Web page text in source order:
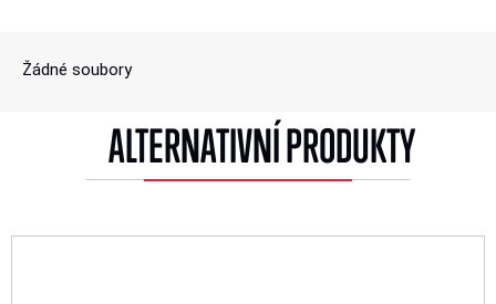
Žádné soubory
ALTERNATIVNÍ PRODUKTY